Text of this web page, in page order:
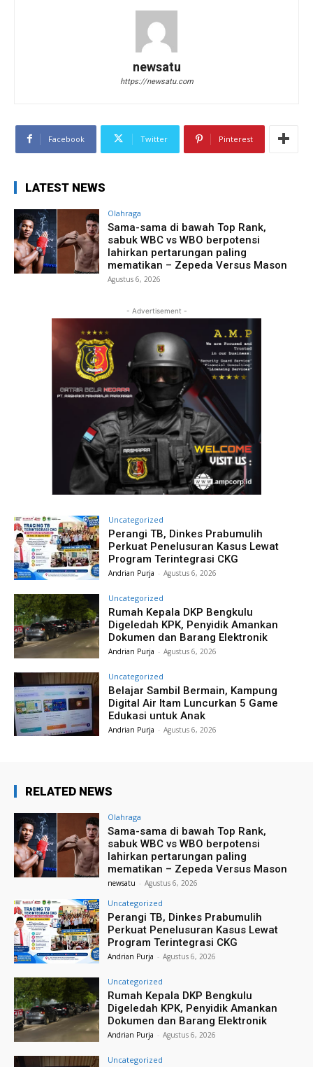
newsatu
https://newsatu.com
Facebook Twitter Pinterest
LATEST NEWS
Olahraga
Sama-sama di bawah Top Rank,
sabuk WBC vs WBO berpotensi
lahirkan pertarungan paling
mematikan – Zepeda Versus Mason
Agustus 6, 2026
- Advertisement -
Uncategorized
Perangi TB, Dinkes Prabumulih
Perkuat Penelusuran Kasus Lewat
Program Terintegrasi CKG
Andrian Purja - Agustus 6, 2026
Uncategorized
Rumah Kepala DKP Bengkulu
Digeledah KPK, Penyidik Amankan
Dokumen dan Barang Elektronik
Andrian Purja - Agustus 6, 2026
Uncategorized
Belajar Sambil Bermain, Kampung
Digital Air Itam Luncurkan 5 Game
Edukasi untuk Anak
Andrian Purja - Agustus 6, 2026
RELATED NEWS
Olahraga
Sama-sama di bawah Top Rank,
sabuk WBC vs WBO berpotensi
lahirkan pertarungan paling
mematikan – Zepeda Versus Mason
newsatu - Agustus 6, 2026
Uncategorized
Perangi TB, Dinkes Prabumulih
Perkuat Penelusuran Kasus Lewat
Program Terintegrasi CKG
Andrian Purja - Agustus 6, 2026
Uncategorized
Rumah Kepala DKP Bengkulu
Digeledah KPK, Penyidik Amankan
Dokumen dan Barang Elektronik
Andrian Purja - Agustus 6, 2026
Uncategorized